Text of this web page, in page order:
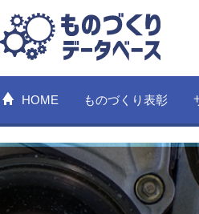
HOME ものづくり表彰